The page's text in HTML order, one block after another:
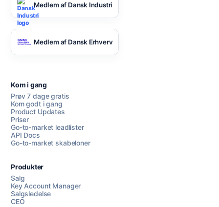
Medlem af Dansk Industri
Medlem af Dansk Erhverv
Kom i gang
Prøv 7 dage gratis
Kom godt i gang
Product Updates
Priser
Go-to-market leadlister
API Docs
Go-to-market skabeloner
Produkter
Salg
Key Account Manager
Salgsledelse
CEO